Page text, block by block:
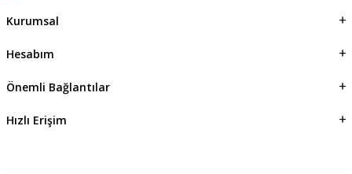
Kurumsal
Hesabım
Önemli Bağlantılar
Hızlı Erişim